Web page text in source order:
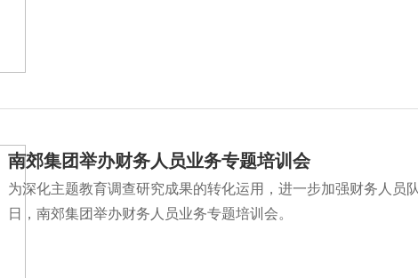
南郊集团举办财务人员业务专题培训会
为深化主题教育调查研究成果的转化运用，进一步加强财务人员
日，南郊集团举办财务人员业务专题培训会。